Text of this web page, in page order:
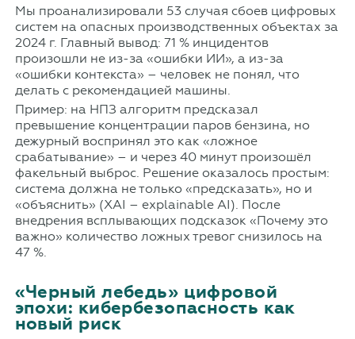
Мы проанализировали 53 случая сбоев цифровых
систем на опасных производственных объектах за
2024 г. Главный вывод: 71 % инцидентов
произошли не из-за «ошибки ИИ», а из-за
«ошибки контекста» – человек не понял, что
делать с рекомендацией машины.
Пример: на НПЗ алгоритм предсказал
превышение концентрации паров бензина, но
дежурный воспринял это как «ложное
срабатывание» – и через 40 минут произошёл
факельный выброс. Решение оказалось простым:
система должна не только «предсказать», но и
«объяснить» (XAI – explainable AI). После
внедрения всплывающих подсказок «Почему это
важно» количество ложных тревог снизилось на
47 %.
«Черный лебедь» цифровой
эпохи: кибербезопасность как
новый риск